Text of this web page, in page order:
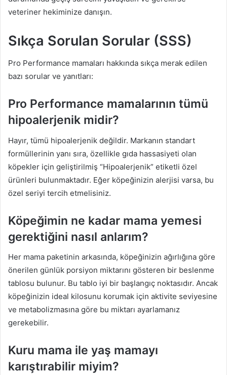
veteriner hekiminize danışın.
Sıkça Sorulan Sorular (SSS)
Pro Performance mamaları hakkında sıkça merak edilen
bazı sorular ve yanıtları:
Pro Performance mamalarının tümü
hipoalerjenik midir?
Hayır, tümü hipoalerjenik değildir. Markanın standart
formüllerinin yanı sıra, özellikle gıda hassasiyeti olan
köpekler için geliştirilmiş “Hipoalerjenik” etiketli özel
ürünleri bulunmaktadır. Eğer köpeğinizin alerjisi varsa, bu
özel seriyi tercih etmelisiniz.
Köpeğimin ne kadar mama yemesi
gerektiğini nasıl anlarım?
Her mama paketinin arkasında, köpeğinizin ağırlığına göre
önerilen günlük porsiyon miktarını gösteren bir beslenme
tablosu bulunur. Bu tablo iyi bir başlangıç noktasıdır. Ancak
köpeğinizin ideal kilosunu korumak için aktivite seviyesine
ve metabolizmasına göre bu miktarı ayarlamanız
gerekebilir.
Kuru mama ile yaş mamayı
karıştırabilir miyim?